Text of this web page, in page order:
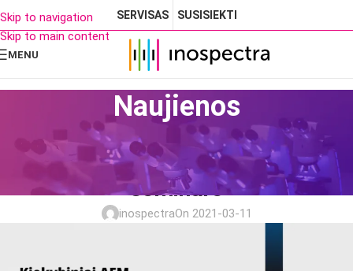
Skip to navigation
Skip to main content
SERVISAS SUSISIEKTI
MENU
Naujienos
ANALITINĖ ĮRANGA
Kviečiame dalyvauti Bruker NS
seminare
inospectraOn 2021-03-11